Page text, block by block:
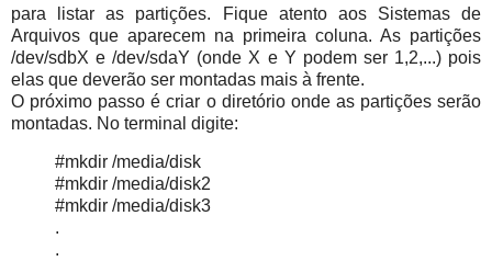
para listar as partições. Fique atento aos Sistemas de
Arquivos que aparecem na primeira coluna. As partições
/dev/sdbX e /dev/sdaY (onde X e Y podem ser 1,2,...) pois
elas que deverão ser montadas mais à frente.
O próximo passo é criar o diretório onde as partições serão
montadas. No terminal digite:
#mkdir /media/disk
#mkdir /media/disk2
#mkdir /media/disk3
.
.